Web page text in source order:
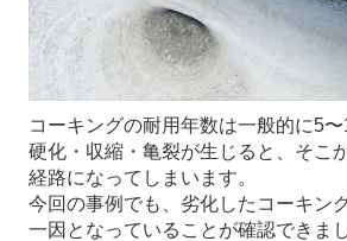
コーキングの耐用年数は一般的に5〜
硬化・収縮・亀裂が生じると、そこ
経路になってしまいます。
今回の事例でも、劣化したコーキン
一因となっていることが確認できまし